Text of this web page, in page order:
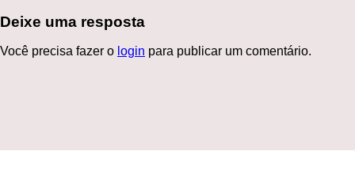
Deixe uma resposta
Você precisa fazer o login para publicar um comentário.